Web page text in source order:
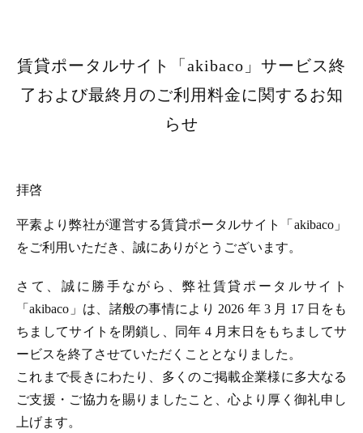
賃貸ポータルサイト「akibaco」サービス終
了および最終月のご利用料金に関するお知
らせ
拝啓
平素より弊社が運営する賃貸ポータルサイト「akibaco」
をご利用いただき、誠にありがとうございます。
さて、誠に勝手ながら、弊社賃貸ポータルサイト
「akibaco」は、諸般の事情により 2026 年 3 月 17 日をも
ちましてサイトを閉鎖し、同年 4 月末日をもちましてサ
ービスを終了させていただくこととなりました。
これまで長きにわたり、多くのご掲載企業様に多大なる
ご支援・ご協力を賜りましたこと、心より厚く御礼申し
上げます。